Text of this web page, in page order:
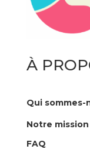
À
Qui sommes-
Notre mission
FAQ